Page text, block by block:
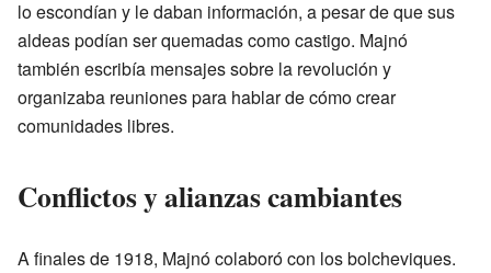
lo escondían y le daban información, a pesar de que sus
aldeas podían ser quemadas como castigo. Majnó
también escribía mensajes sobre la revolución y
organizaba reuniones para hablar de cómo crear
comunidades libres.
Conflictos y alianzas cambiantes
A finales de 1918, Majnó colaboró con los bolcheviques.